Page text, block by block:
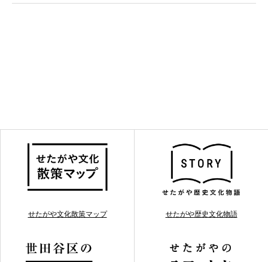
せたがや文化散策マップ せたがや歴史文化物語